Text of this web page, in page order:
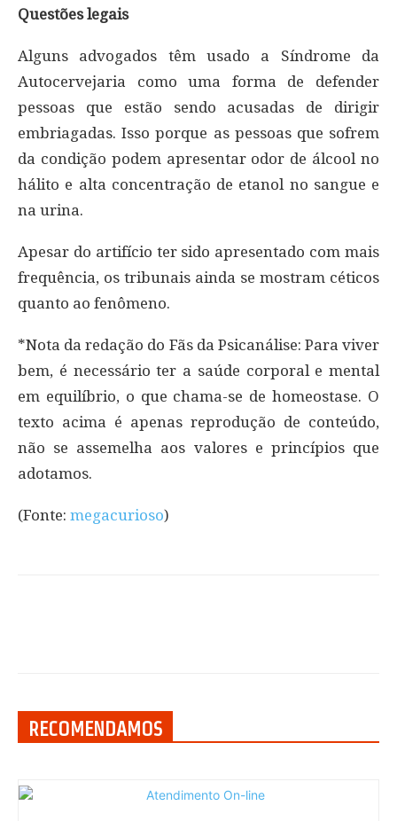
Questões legais
Alguns advogados têm usado a Síndrome da
Autocervejaria como uma forma de defender
pessoas que estão sendo acusadas de dirigir
embriagadas. Isso porque as pessoas que sofrem
da condição podem apresentar odor de álcool no
hálito e alta concentração de etanol no sangue e
na urina.
Apesar do artifício ter sido apresentado com mais
frequência, os tribunais ainda se mostram céticos
quanto ao fenômeno.
*Nota da redação do Fãs da Psicanálise: Para viver
bem, é necessário ter a saúde corporal e mental
em equilíbrio, o que chama-se de homeostase. O
texto acima é apenas reprodução de conteúdo,
não se assemelha aos valores e princípios que
adotamos.
(Fonte: megacurioso)
RECOMENDAMOS